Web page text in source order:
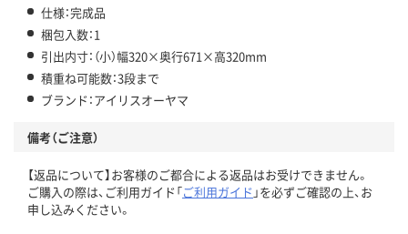
仕様：完成品
梱包入数：1
引出内寸：（小）幅320×奥行671×高320mm
積重ね可能数：3段まで
ブランド：アイリスオーヤマ
備考（ご注意）
【返品について】お客様のご都合による返品はお受けできません。
ご購入の際は、ご利用ガイド「ご利用ガイド 」を必ずご確認の上、お
申し込みください。